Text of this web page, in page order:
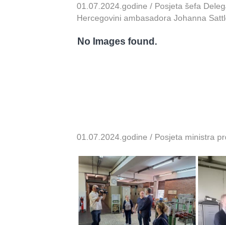
01.07.2024.godine / Posjeta šefa
Hercegovini ambasadora Johanna
No Images found.
01.07.2024.godine / Posjeta ministra